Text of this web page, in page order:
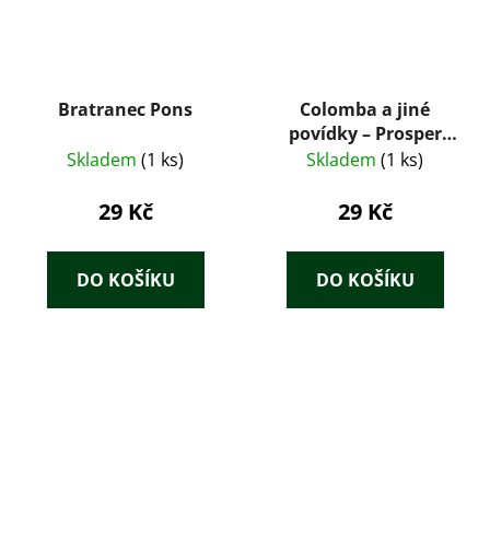
Bratranec Pons
Skladem (1 ks)
29 Kč
DO KOŠÍKU
Colomba a jiné
povídky – Prosper
Mérimée (1959)
Skladem (1 ks)
29 Kč
DO KOŠÍKU